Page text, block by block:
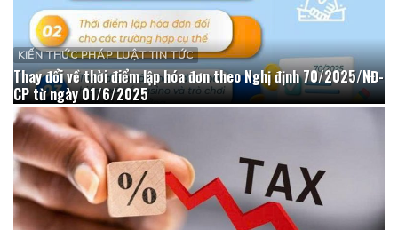
KIẾN THỨC PHÁP LUẬT TIN TỨC
Thay đổi về thời điểm lập hóa đơn theo Nghị định 70/2025/NĐ-
CP từ ngày 01/6/2025